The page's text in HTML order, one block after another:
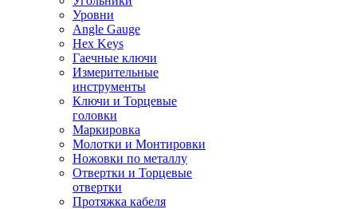
Уровни
Angle Gauge
Hex Keys
Гаечные ключи
Измерительные
инструменты
Ключи и Торцевые
головки
Маркировка
Молотки и Монтировки
Ножовки по металлу
Отвертки и Торцевые
отвертки
Протяжка кабеля